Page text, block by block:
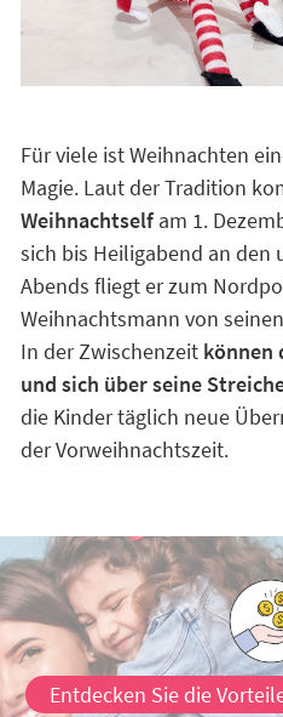
Für viele ist Weihnachten
Magie. Laut der Tradition
Weihnachtselfam 1.
sich bis Heiligabend an den
Abends fliegt er zum
Weihnachtsmann von
In der Zwischenzeit können
und sich über seine
die Kinder täglich neue
der Vorweihnachtszeit.
Entdecken Sie die